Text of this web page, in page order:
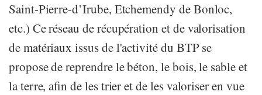
Saint-Pierre-d’Irube, Etchemendy de Bonloc,
etc.) Ce réseau de récupération et de valorisation
de matériaux issus de l'activité du BTP se
propose de reprendre le béton, le bois, le sable et
la terre, afin de les trier et de les valoriser en vue